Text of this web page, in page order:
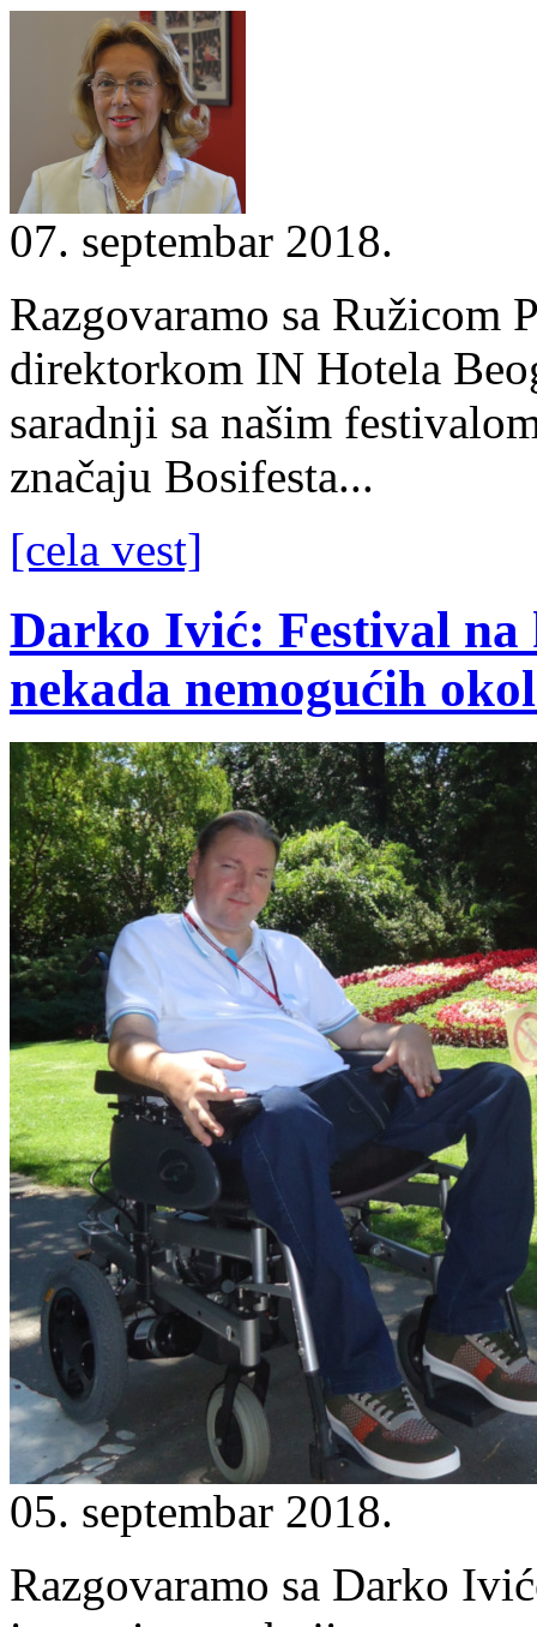
07. septembar 2018.
Razgovaramo sa Ružicom
direktorkom IN Hotela
saradnji sa našim
značaju Bosifesta...
[cela vest]
Darko Ivić: Festival na
nekada nemogućih
05. septembar 2018.
Razgovaramo sa Darko